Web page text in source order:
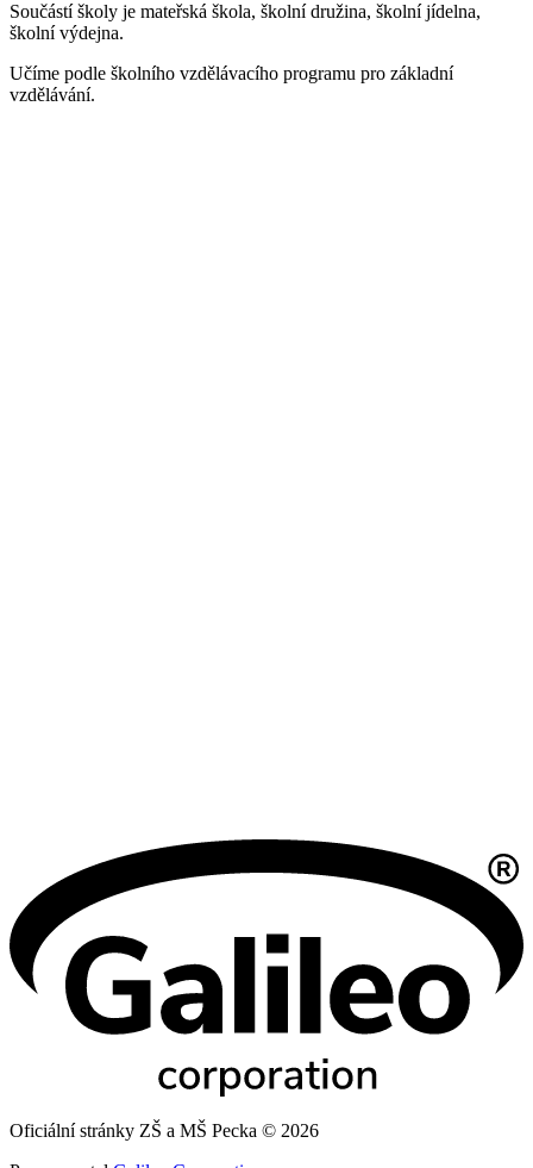
Součástí školy je mateřská škola, školní družina, školní jídelna,
školní výdejna.
Učíme podle školního vzdělávacího programu pro základní
vzdělávání.
Oficiální stránky ZŠ a MŠ Pecka © 2026